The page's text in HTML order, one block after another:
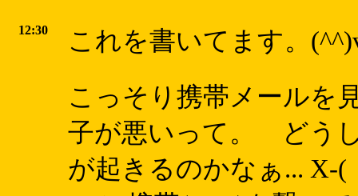
12:30
これを書いてます。
こっそり携帯メールを
子が悪いって。 どう
が起きるのかなぁ... X-(